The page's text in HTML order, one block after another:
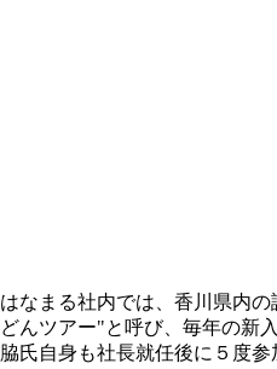
はなまる社内では、香川県内
どんツアー"と呼び、毎年の新
脇氏自身も社長就任後に５度参